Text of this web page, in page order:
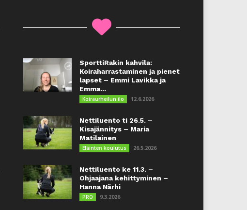
SporttiRakin kahvila:
Koiraharrastaminen ja pienet
lapset – Emmi Lavikka ja
Emma...
Koiraurheilun ilo 12.6.2026
Nettiluento ti 26.5. –
Kisajännitys – Maria
Matilainen
Eläinten koulutus 26.5.2026
Nettiluento ke 11.3. –
Ohjaajana kehittyminen –
Hanna Närhi
PRO 9.3.2026